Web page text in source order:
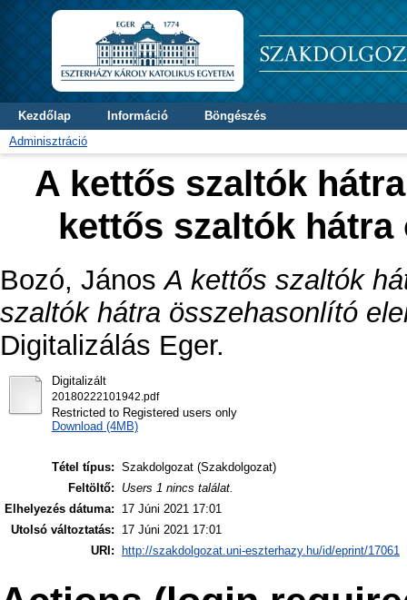
Kezdőlap Információ
Böngészés
Adminisztráció
A kettős szaltók
kettős szaltók
Bozó, János A kettős szaltók
szaltók hátra összehasonlító
Digitalizálás Eger.
Digitalizált
20180222101942.pdf
Restricted to Registered users only
Download (4MB)
Tétel típus: Szakdolgozat (Szakdolgozat)
Feltöltő:
Users 1 nincs találat.
Elhelyezés dátuma:
17 Júni 2021 17:01
Utolsó változtatás:
17 Júni 2021 17:01
URI:
http://szakdolgozat.uni-eszterhazy.hu/id/eprint/17061